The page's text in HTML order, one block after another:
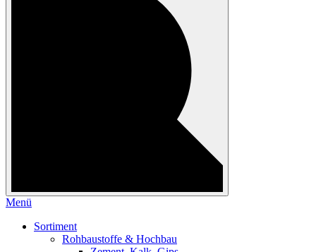
Menü
Sortiment
Rohbaustoffe & Hochbau